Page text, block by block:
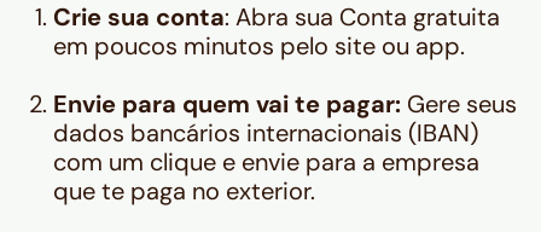
Crie sua conta: Abra sua Conta gratuita
em poucos minutos pelo site ou app.
Envie para quem vai te pagar: Gere seus
dados bancários internacionais (IBAN)
com um clique e envie para a empresa
que te paga no exterior.